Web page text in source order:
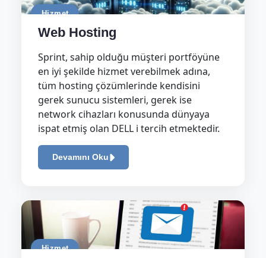
Hizmet
Web Hosting
Sprint, sahip olduğu müşteri portföyüne
en iyi şekilde hizmet verebilmek adına,
tüm hosting çözümlerinde kendisini
gerek sunucu sistemleri, gerek ise
network cihazları konusunda dünyaya
ispat etmiş olan DELL i tercih etmektedir.
Devamını Oku
Hizmet